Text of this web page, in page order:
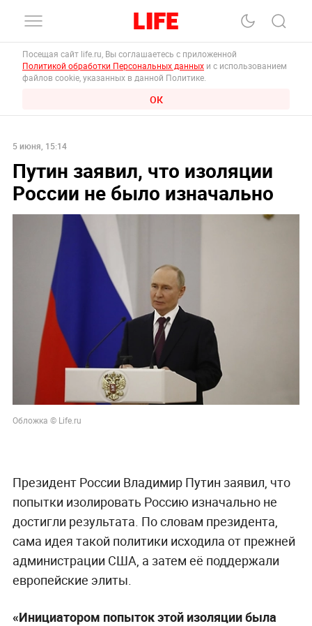
Посещая сайт life.ru, Вы соглашаетесь с приложенной
Политикой обработки Персональных данных и с использованием
файлов cookie, указанных в данной Политике.
ОК
5 июня, 15:14
Путин заявил, что изоляции
России не было изначально
Обложка © Life.ru
Президент России Владимир Путин заявил, что
попытки изолировать Россию изначально не
достигли результата. По словам президента,
сама идея такой политики исходила от прежней
администрации США, а затем её поддержали
европейские элиты.
«Инициатором попыток этой изоляции была